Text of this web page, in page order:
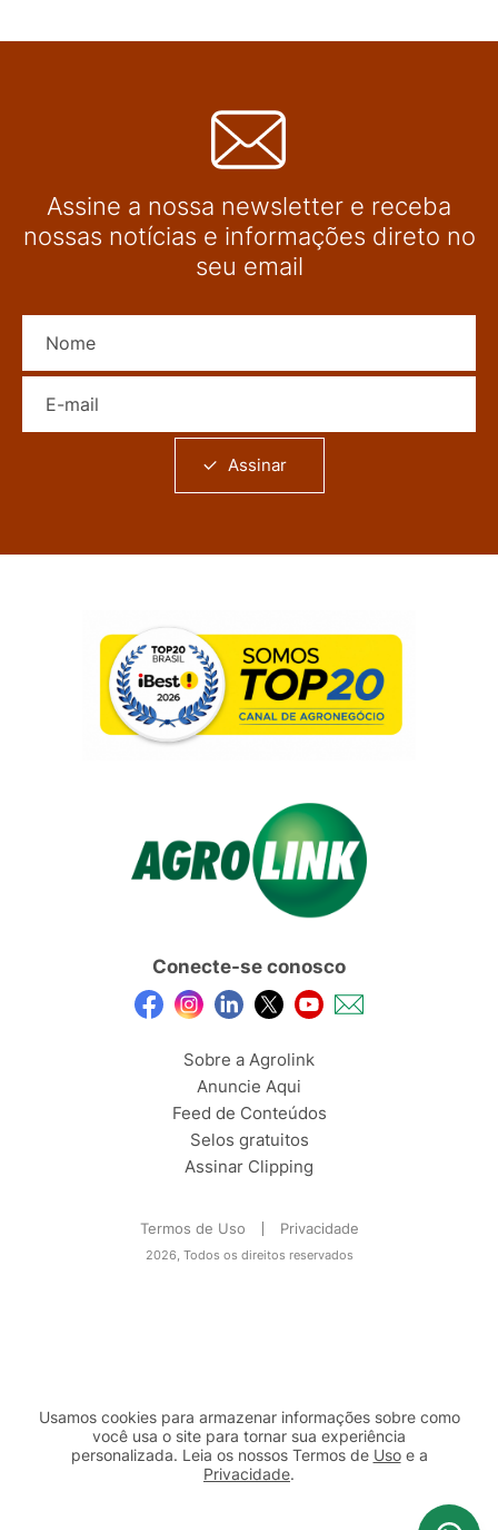
Assine a nossa newsletter e receba
nossas notícias e informações direto no
seu email
Assinar
Conecte-se conosco
Sobre a Agrolink
Anuncie Aqui
Feed de Conteúdos
Selos gratuitos
Assinar Clipping
Termos de Uso Privacidade
2026, Todos os direitos reservados
Usamos cookies para armazenar informações sobre como
você usa o site para tornar sua experiência
personalizada. Leia os nossos Termos de Usoe a
Privacidade.